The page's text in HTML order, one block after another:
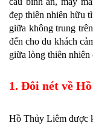
đẹp thiên nhiên hữu
giữa không trung
đến cho du khách
giữa lòng thiên nhiên
1. Đôi nét về
Hồ Thủy Liêm được